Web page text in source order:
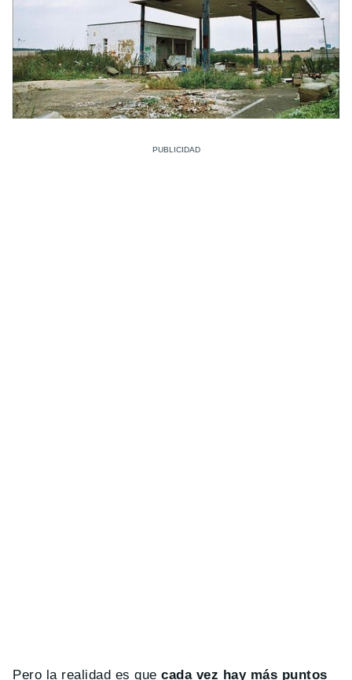
Pero la realidad es quecada vez hay más puntos